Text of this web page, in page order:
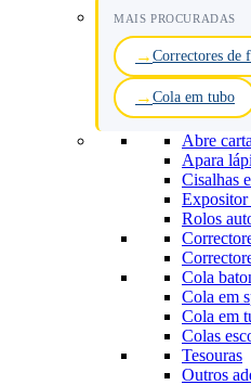
MAIS PROCURADAS
Correctores de
Cola em tubo
Abre
Apara
Cisalhas
Expositor
Rolos
Cola
Cola em
Cola em
Colas
Tesouras
Outros